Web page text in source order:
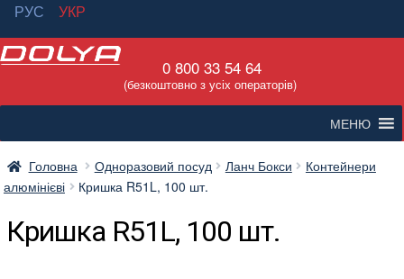
РУС
УКР
Перейти
навігації
Перейти
вмісту
0 800 33 54 64
(безкоштовно з усіх операторів)
МЕНЮ
Головна Одноразовий посуд Ланч Бокси
Контейнери
алюмінієві
Кришка R51L, 100 шт.
Кришка R51L, 100 шт.